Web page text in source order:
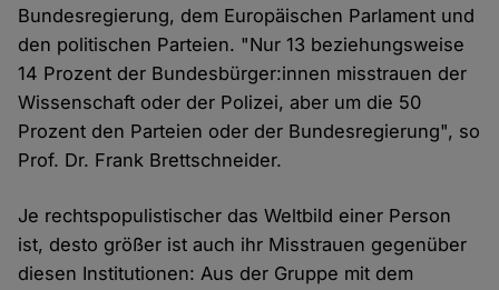
Bundesregierung, dem Europäischen Parlament und
den politischen Parteien. "Nur 13 beziehungsweise
14 Prozent der Bundesbürger:innen misstrauen der
Wissenschaft oder der Polizei, aber um die 50
Prozent den Parteien oder der Bundesregierung", so
Prof. Dr. Frank Brettschneider.
Je rechtspopulistischer das Weltbild einer Person
ist, desto größer ist auch ihr Misstrauen gegenüber
diesen Institutionen: Aus der Gruppe mit dem